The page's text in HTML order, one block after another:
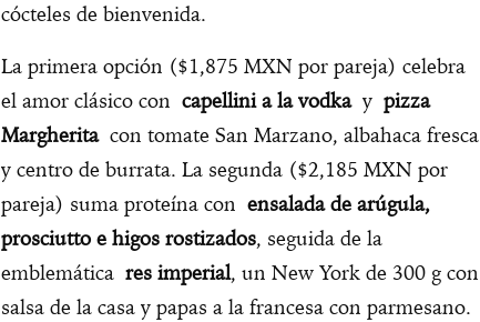
cócteles de bienvenida.
La primera opción ($1,875 MXN por pareja) celebra
el amor clásico con capellini a la vodkay pizza
Margheritacon tomate San Marzano, albahaca fresca
y centro de burrata. La segunda ($2,185 MXN por
pareja) suma proteína con ensalada de arúgula,
prosciutto e higos rostizados, seguida de la
emblemática res imperial, un New York de 300 g con
salsa de la casa y papas a la francesa con parmesano.